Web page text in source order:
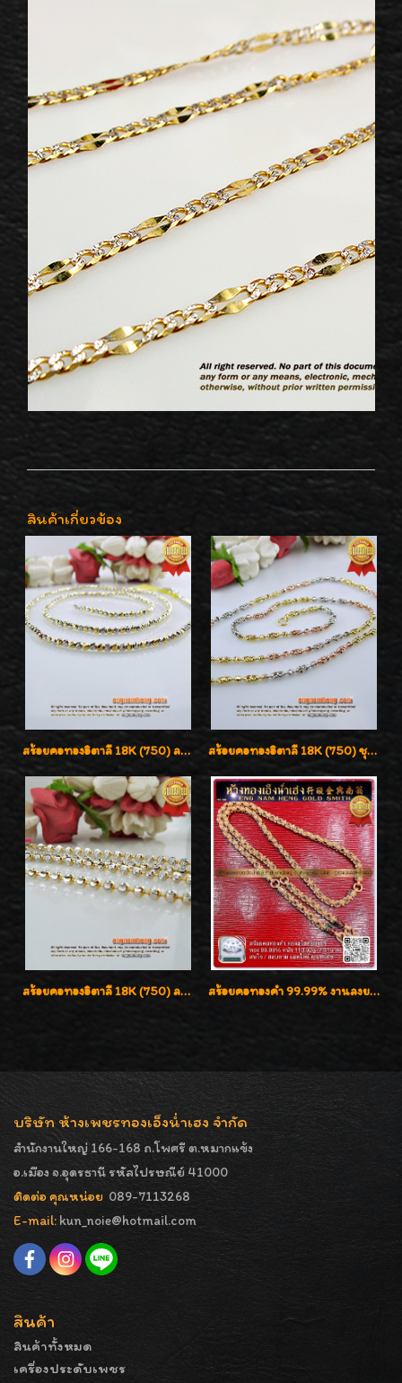
สินค้าเกี่ยวข้อง
สร้อยคอทองอิตาลี 18K (750) ลายสวยตัดเหลี่ยมคมชัด ใส่สวยน่ารักค่ะ สร้อยคอทองอิตาลี 18K (750) ชุบ 3 สี แกะลายสวยรุ่นใหม่ ลายละเอียดเงาวิบวับค่ะ
สร้อยคอทองอิตาลี 18K (750) ลายยินตันแกะมูนคัดสวย ลายนี้เงามากๆค่ะ ใส่ทนแข็งแรง สร้อยคอทองคำ 99.99% งานลงยาสุโขทัยแท้ งานช่างทองโบราณ หรูหรา น่าสะสมค่ะ
บริษัท ห้างเพชรทองเอ็งน่ำเฮง จำกัด
สำนักงานใหญ่ 166-168 ถ.โพศรี ต.หมากแข้ง
อ.เมือง จ.อุดรธานี รหัสไปรษณีย์ 41000
ติดต่อ คุณหน่อย 089-7113268
E-mail: kun_noie@hotmail.com
สินค้า
สินค้าทั้งหมด
เครื่องประดับเพชร